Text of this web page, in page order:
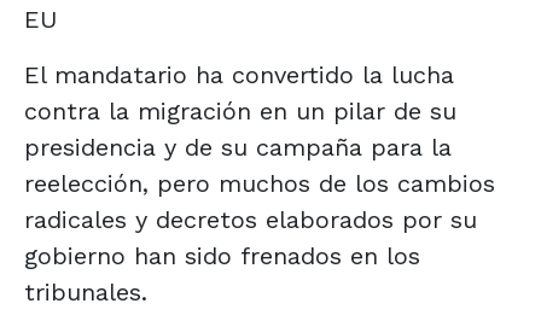
EU
El mandatario ha convertido la lucha
contra la migración en un pilar de su
presidencia y de su campaña para la
reelección, pero muchos de los cambios
radicales y decretos elaborados por su
gobierno han sido frenados en los
tribunales.